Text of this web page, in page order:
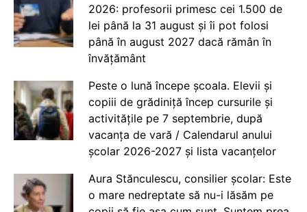
2026: profesorii primesc cei 1.500 de
lei până la 31 august și îi pot folosi
până în august 2027 dacă rămân în
învățământ
Peste o lună începe școala. Elevii și
copiii de grădiniță încep cursurile și
activitățile pe 7 septembrie, după
vacanța de vară / Calendarul anului
școlar 2026-2027 și lista vacanțelor
Aura Stănculescu, consilier școlar: Este
o mare nedreptate să nu-i lăsăm pe